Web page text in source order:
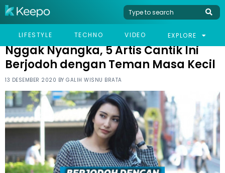
LIFESTYLE TECHNO VIDEO EXPLORE
HOME CELEB
NGGAK NYANGKA, 5 ARTIS CANTIK INI BERJODOH DENGAN TEMAN
Nggak Nyangka, 5 Artis Cantik Ini
Berjodoh dengan Teman Masa Kecil
13 DESEMBER 2020 BY GALIH WISNU BRATA